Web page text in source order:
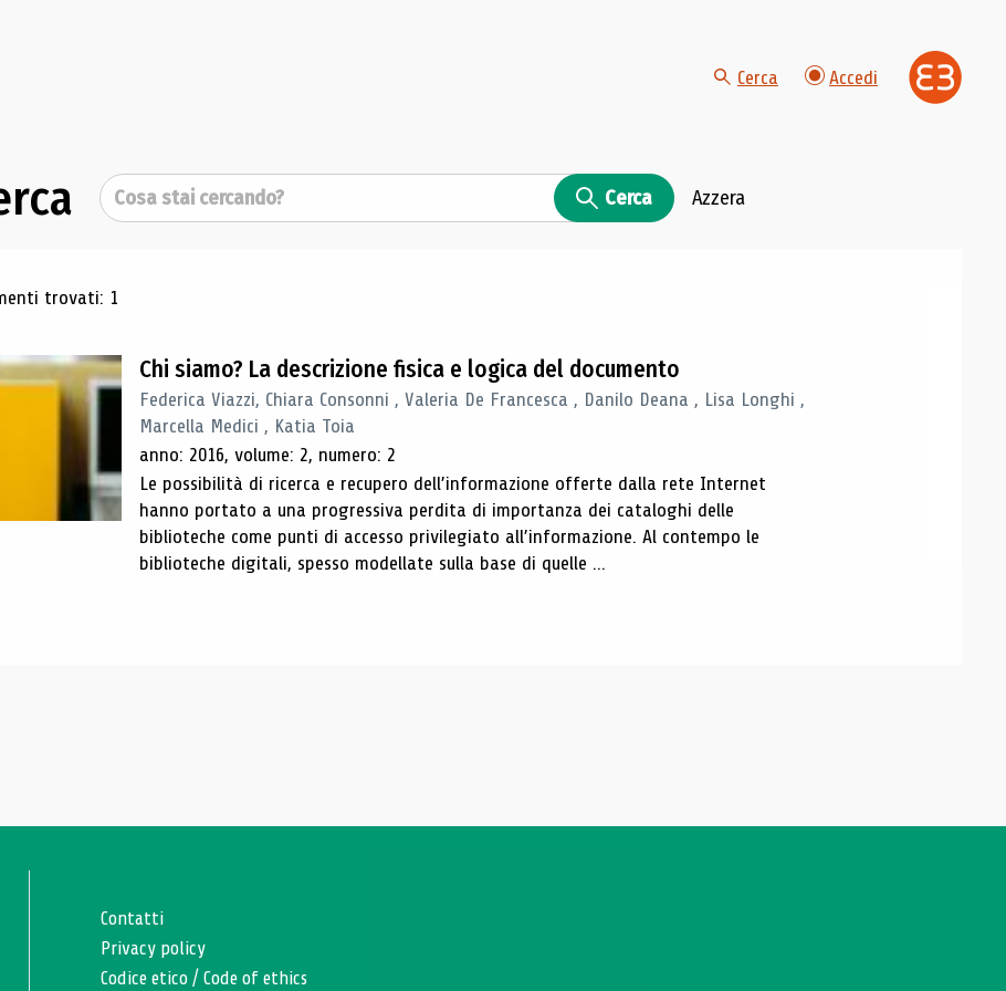
Cerca Accedi
Cerca Cerca Azzera
di ricerca
trovati: 1
Chi siamo? La descrizione fisica e logica del documento
Federica Viazzi, Chiara Consonni , Valeria De Francesca , Danilo Deana , Lisa Longhi ,
Marcella Medici , Katia Toia
anno: 2016, volume: 2, numero: 2
Le possibilità di ricerca e recupero dell’informazione offerte dalla rete Internet
hanno portato a una progressiva perdita di importanza dei cataloghi delle
biblioteche come punti di accesso privilegiato all’informazione. Al contempo le
biblioteche digitali, spesso modellate sulla base di quelle ...
Contatti
Privacy policy
Codice etico /Code of ethics